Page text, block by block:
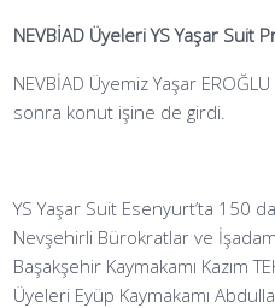
NEVBİAD Üyeleri YS Yaşar Suit
NEVBİAD Üyemiz Yaşar
sonra konut işine de girdi.
YS Yaşar Suit Esenyurt’ta 150
Nevşehirli Bürokratlar ve
Başakşehir Kaymakamı Kazım
Üyeleri Eyüp Kaymakamı